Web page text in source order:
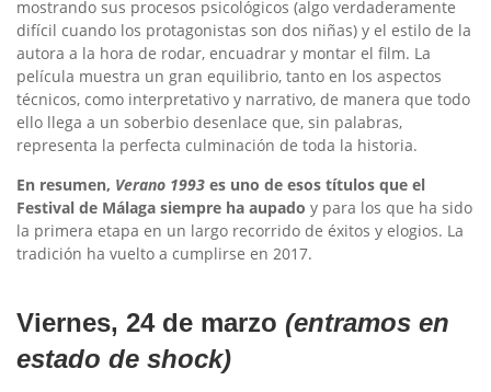
mostrando sus procesos psicológicos (algo verdaderamente
difícil cuando los protagonistas son dos niñas) y el estilo de la
autora a la hora de rodar, encuadrar y montar el film. La
película muestra un gran equilibrio, tanto en los aspectos
técnicos, como interpretativo y narrativo, de manera que todo
ello llega a un soberbio desenlace que, sin palabras,
representa la perfecta culminación de toda la historia.
En resumen, Verano 1993 es uno de esos títulos que el
Festival de Málaga siempre ha aupado y para los que ha sido
la primera etapa en un largo recorrido de éxitos y elogios. La
tradición ha vuelto a cumplirse en 2017.
Viernes, 24 de marzo (entramos en
estado de shock)